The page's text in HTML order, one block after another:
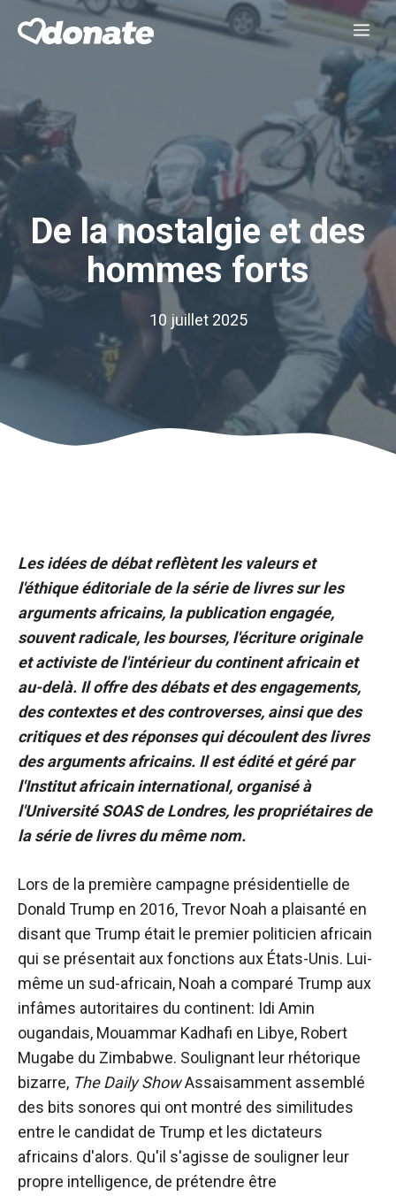
De la nostalgie et des
hommes forts
10 juillet 2025
Les idées de débat reflètent les valeurs et
l'éthique éditoriale de la série de livres sur les
arguments africains, la publication engagée,
souvent radicale, les bourses, l'écriture originale
et activiste de l'intérieur du continent africain et
au-delà. Il offre des débats et des engagements,
des contextes et des controverses, ainsi que des
critiques et des réponses qui découlent des livres
des arguments africains. Il est édité et géré par
l'Institut africain international, organisé à
l'Université SOAS de Londres, les propriétaires de
la série de livres du même nom.
Lors de la première campagne présidentielle de
Donald Trump en 2016, Trevor Noah a plaisanté en
disant que Trump était le premier politicien africain
qui se présentait aux fonctions aux États-Unis. Lui-
même un sud-africain, Noah a comparé Trump aux
infâmes autoritaires du continent: Idi Amin
ougandais, Mouammar Kadhafi en Libye, Robert
Mugabe du Zimbabwe. Soulignant leur rhétorique
bizarre, The Daily ShowAssaisamment assemblé
des bits sonores qui ont montré des similitudes
entre le candidat de Trump et les dictateurs
africains d'alors. Qu'il s'agisse de souligner leur
propre intelligence, de prétendre être